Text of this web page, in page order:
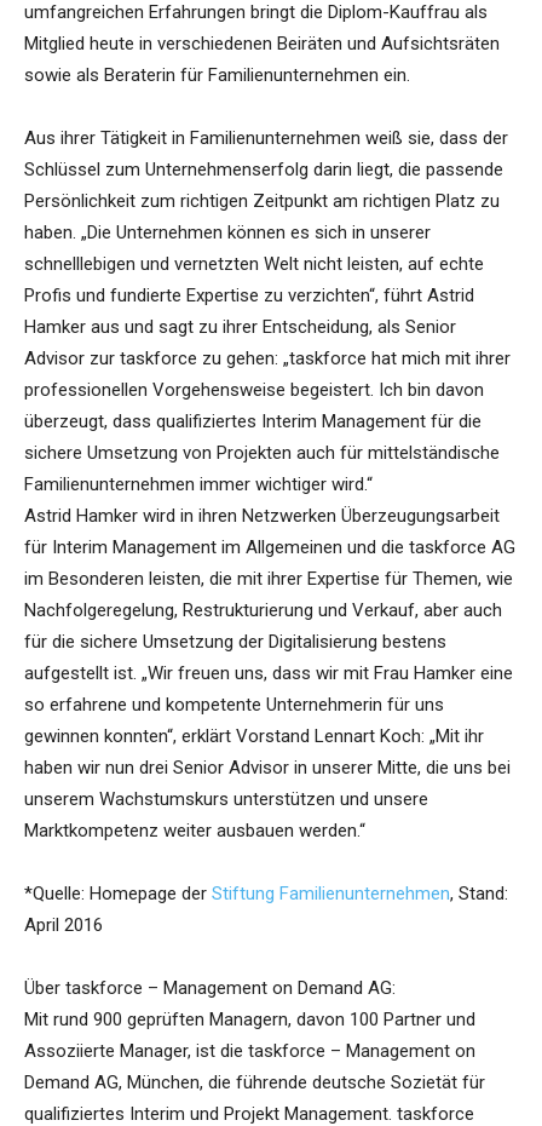
umfangreichen Erfahrungen bringt die Diplom-Kauffrau als
Mitglied heute in verschiedenen Beiräten und Aufsichtsräten
sowie als Beraterin für Familienunternehmen ein.
Aus ihrer Tätigkeit in Familienunternehmen weiß sie, dass der
Schlüssel zum Unternehmenserfolg darin liegt, die passende
Persönlichkeit zum richtigen Zeitpunkt am richtigen Platz zu
haben. „Die Unternehmen können es sich in unserer
schnelllebigen und vernetzten Welt nicht leisten, auf echte
Profis und fundierte Expertise zu verzichten“, führt Astrid
Hamker aus und sagt zu ihrer Entscheidung, als Senior
Advisor zur taskforce zu gehen: „taskforce hat mich mit ihrer
professionellen Vorgehensweise begeistert. Ich bin davon
überzeugt, dass qualifiziertes Interim Management für die
sichere Umsetzung von Projekten auch für mittelständische
Familienunternehmen immer wichtiger wird.“
Astrid Hamker wird in ihren Netzwerken Überzeugungsarbeit
für Interim Management im Allgemeinen und die taskforce AG
im Besonderen leisten, die mit ihrer Expertise für Themen, wie
Nachfolgeregelung, Restrukturierung und Verkauf, aber auch
für die sichere Umsetzung der Digitalisierung bestens
aufgestellt ist. „Wir freuen uns, dass wir mit Frau Hamker eine
so erfahrene und kompetente Unternehmerin für uns
gewinnen konnten“, erklärt Vorstand Lennart Koch: „Mit ihr
haben wir nun drei Senior Advisor in unserer Mitte, die uns bei
unserem Wachstumskurs unterstützen und unsere
Marktkompetenz weiter ausbauen werden.“
*Quelle: Homepage der Stiftung Familienunternehmen, Stand:
April 2016
Über taskforce – Management on Demand AG:
Mit rund 900 geprüften Managern, davon 100 Partner und
Assoziierte Manager, ist die taskforce – Management on
Demand AG, München, die führende deutsche Sozietät für
qualifiziertes Interim und Projekt Management. taskforce